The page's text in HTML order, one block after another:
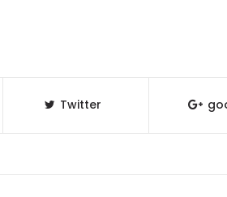
Twitter